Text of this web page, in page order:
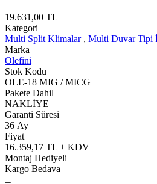
19.631,00 TL
Kategori
Multi Split Klimalar , Multi Duvar Tipi
Marka
Olefini
Stok Kodu
OLE-18 MIG / MICG
Pakete Dahil
NAKLİYE
Garanti Süresi
36 Ay
Fiyat
16.359,17 TL + KDV
Montaj Hediyeli
Kargo Bedava